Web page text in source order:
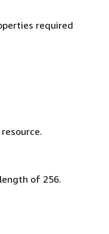
required
of 256.